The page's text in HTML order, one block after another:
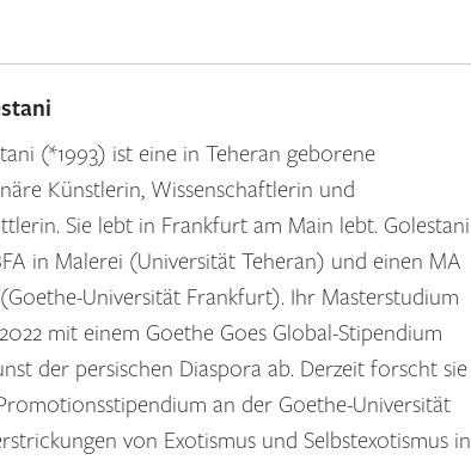
(*1993) ist eine in Teheran geborene
Künstlerin, Wissenschaftlerin und
Sie lebt in Frankfurt am Main lebt. Golestani
in Malerei (Universität Teheran) und einen MA
Universität Frankfurt). Ihr Masterstudium
mit einem Goethe Goes Global-Stipendium
der persischen Diaspora ab. Derzeit forscht sie
an der Goethe-Universität
von Exotismus und Selbstexotismus in